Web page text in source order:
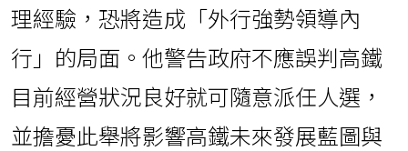
理經驗，恐將造成「外行強勢領導內
行」的局面。他警告政府不應誤判高鐵
目前經營狀況良好就可隨意派任人選，
並擔憂此舉將影響高鐵未來發展藍圖與